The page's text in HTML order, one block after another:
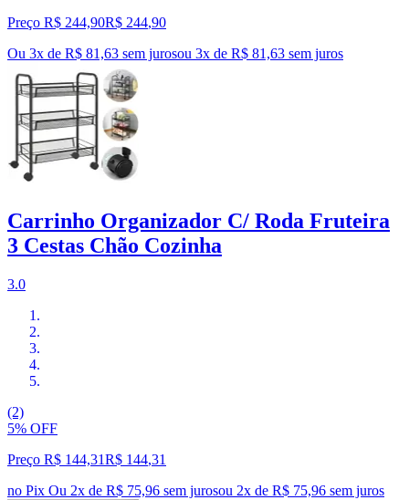
Preço R$ 244,90R$ 244,90
Ou 3x de R$ 81,63 sem jurosou 3x de R$ 81,63 sem juros
Carrinho Organizador C/ Roda Fruteira
3 Cestas Chão Cozinha
3.0
(2)
5% OFF
Preço R$ 144,31R$ 144,31
no Pix Ou 2x de R$ 75,96 sem jurosou 2x de R$ 75,96 sem juros